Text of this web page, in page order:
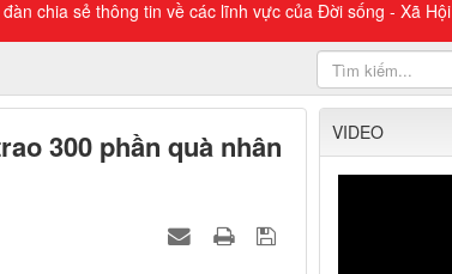
đàn chia sẻ thông tin về các lĩnh vực của Đời sống - Xã Hội
300 phần quà nhân
VIDEO